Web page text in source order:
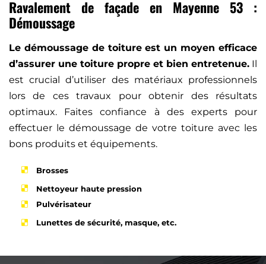
Ravalement de façade en Mayenne 53 :
Démoussage
Le démoussage de toiture est un moyen efficace
d’assurer une toiture propre et bien entretenue. Il
est crucial d’utiliser des matériaux professionnels
lors de ces travaux pour obtenir des résultats
optimaux. Faites confiance à des experts pour
effectuer le démoussage de votre toiture avec les
bons produits et équipements.
Brosses
Nettoyeur haute pression
Pulvérisateur
Lunettes de sécurité, masque, etc.